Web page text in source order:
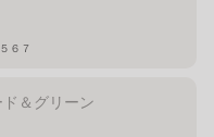
６７
＆グリーン